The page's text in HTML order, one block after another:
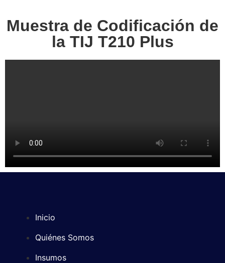
Muestra de Codificación de
la TIJ T210 Plus
Inicio
Quiénes Somos
Insumos